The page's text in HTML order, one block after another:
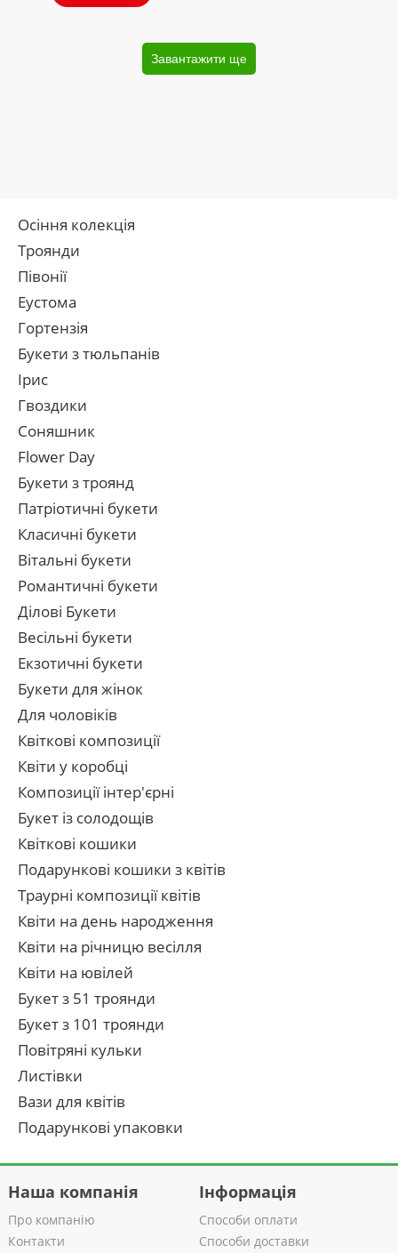
Завантажити ще
Осіння колекція
Троянди
Півонії
Еустома
Гортензія
Букети з тюльпанів
Ірис
Гвоздики
Соняшник
Flower Day
Букети з троянд
Патріотичні букети
Класичні букети
Вітальні букети
Романтичні букети
Ділові Букети
Весільні букети
Екзотичні букети
Букети для жінок
Для чоловіків
Квіткові композиції
Квіти у коробці
Композиції інтер'єрні
Букет із солодощів
Квіткові кошики
Подарункові кошики з квітів
Траурні композиції квітів
Квіти на день народження
Квіти на річницю весілля
Квіти на ювілей
Букет з 51 троянди
Букет з 101 троянди
Повітряні кульки
Листівки
Вази для квітів
Подарункові упаковки
Наша компанія
Про компанію
Контакти
Інформація
Способи оплати
Способи доставки